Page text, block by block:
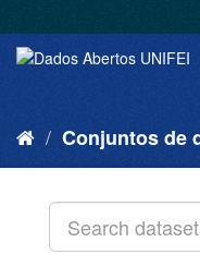
Conjuntos de